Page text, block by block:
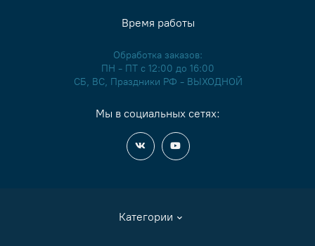
Категории
Время работы
Обработка заказов:
ПН - ПТ с 12:00 до 16:00
СБ, ВС, Праздники РФ - ВЫХОДНОЙ
Мы в социальных сетях: